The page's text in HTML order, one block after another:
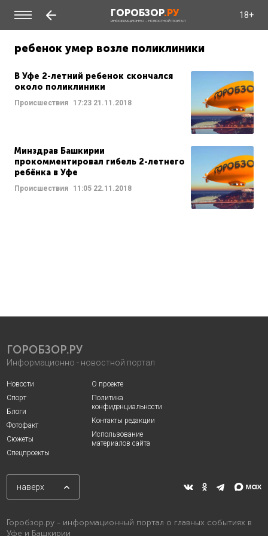
ГОРОБЗОР.РУ
ИНФОРМАЦИОННО - НОВОСТНОЙ ПОРТАЛ
18+
ребенок умер возле поликлиники
В Уфе 2-летний ребенок скончался
около поликлиники
Происшествия 17:23 21.11.2018
Минздрав Башкирии
прокомментировал гибель 2-летнего
ребёнка в Уфе
Происшествия 11:05 22.11.2018
ГОРОБЗОР.РУ
Информационно - новостной портал
Новости
Спорт
Блоги
Фотофакт
Сюжеты
Спецпроекты
О проекте
Политика
конфиденциальности
Контакты редакции
Использование
материалов сайта
наверх
Горобзор.ру - информационный портал о главных событиях в
Уфе и Башкирии